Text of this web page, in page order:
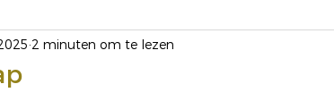
2 minuten om te lezen